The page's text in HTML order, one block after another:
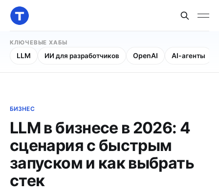
КЛЮЧЕВЫЕ ХАБЫ
LLM ИИ для разработчиков OpenAI AI-агенты
БИЗНЕС
LLM в бизнесе в 2026: 4
сценария с быстрым
запуском и как выбрать
стек